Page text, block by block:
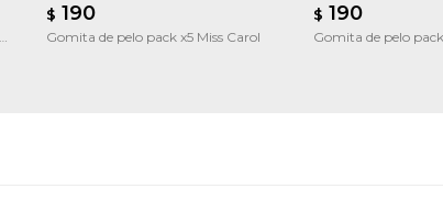
$ 190
Gomita de pelo pack x5 Miss Carol
$ 190
Gomita de pelo